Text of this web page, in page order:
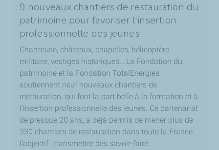
9 nouveaux chantiers de restauration du
patrimoine pour favoriser l'insertion
professionnelle des jeunes
Chartreuse, châteaux, chapelles, hélicoptère
militaire, vestiges historiques… La Fondation du
patrimoine et la Fondation TotalEnergies
soutiennent neuf nouveaux chantiers de
restauration, qui font la part belle à la formation et à
l’insertion professionnelle des jeunes. Ce partenariat
de presque 20 ans, a déjà permis de mener plus de
330 chantiers de restauration dans toute la France.
L’objectif : transmettre des savoir-faire